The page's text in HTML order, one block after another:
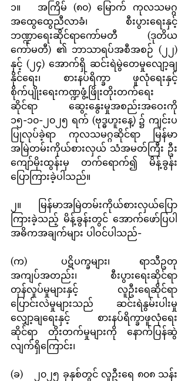
၁။	အကြိမ် (၈၀) မြောက် ကုလသမဂ္ဂ
အထွေထွေညီလာခံ၊ စီးပွားရေးနှင့်
ဘဏ္ဍာရေးဆိုင်ရာကော်မတီ (ဒုတိယ
ကော်မတီ) ၏ ဘာသာရပ်အစီအစဉ် (၂၂)
နှင့် (၂၄) အောက်ရှိ ဆင်းရဲမွဲတေမှုလျော့ချ
နိုင်ရေး၊ စားနပ်ရိက္ခာ ဖူလုံရေးနှင့်
စိုက်ပျိုးရေးကဏ္ဍဖွံ့ဖြိုးတိုးတက်ရေး
ဆိုင်ရာ ဆွေးနွေးမှုအစည်းအဝေးကို
၁၅-၁၀-၂၀၂၅ ရက် (ဗုဒ္ဓဟူးနေ့) ၌ ကျင်းပ
ပြုလုပ်ခဲ့ရာ ကုလသမဂ္ဂဆိုင်ရာ မြန်မာ
အမြဲတမ်းကိုယ်စားလှယ် သံအမတ်ကြီး ဦး
ကျော်မိုးထွန်းမှ တက်ရောက်၍ မိန့်ခွန်း
ပြောကြားခဲ့ပါသည်။
၂။	မြန်မာအမြဲတမ်းကိုယ်စားလှယ်ပြော
ကြားခဲ့သည့် မိန့်ခွန်းတွင် အောက်ဖော်ပြပါ
အဓိကအချက်များ ပါဝင်ပါသည်-
(က)	ပဋိပက္ခများ၊ ရာသီဥတု
အကျပ်အတည်း၊ စီးပွားရေးဆိုင်ရာ
တုန်လှုပ်မှုများနှင့် လူဦးရေဆိုင်ရာ
ပြောင်းလဲမှုများသည် ဆင်းရဲနွမ်းပါးမှု
လျှော့ချရေးနှင့် စားနပ်ရိက္ခာဖူလုံရေး
ဆိုင်ရာ တိုးတက်မှုများကို နောက်ပြန်ဆွဲ
လျက်ရှိကြောင်း၊
(ခ)	၂၀၂၅ ခုနှစ်တွင် လူဦးရေ ၈၀၈ သန်း